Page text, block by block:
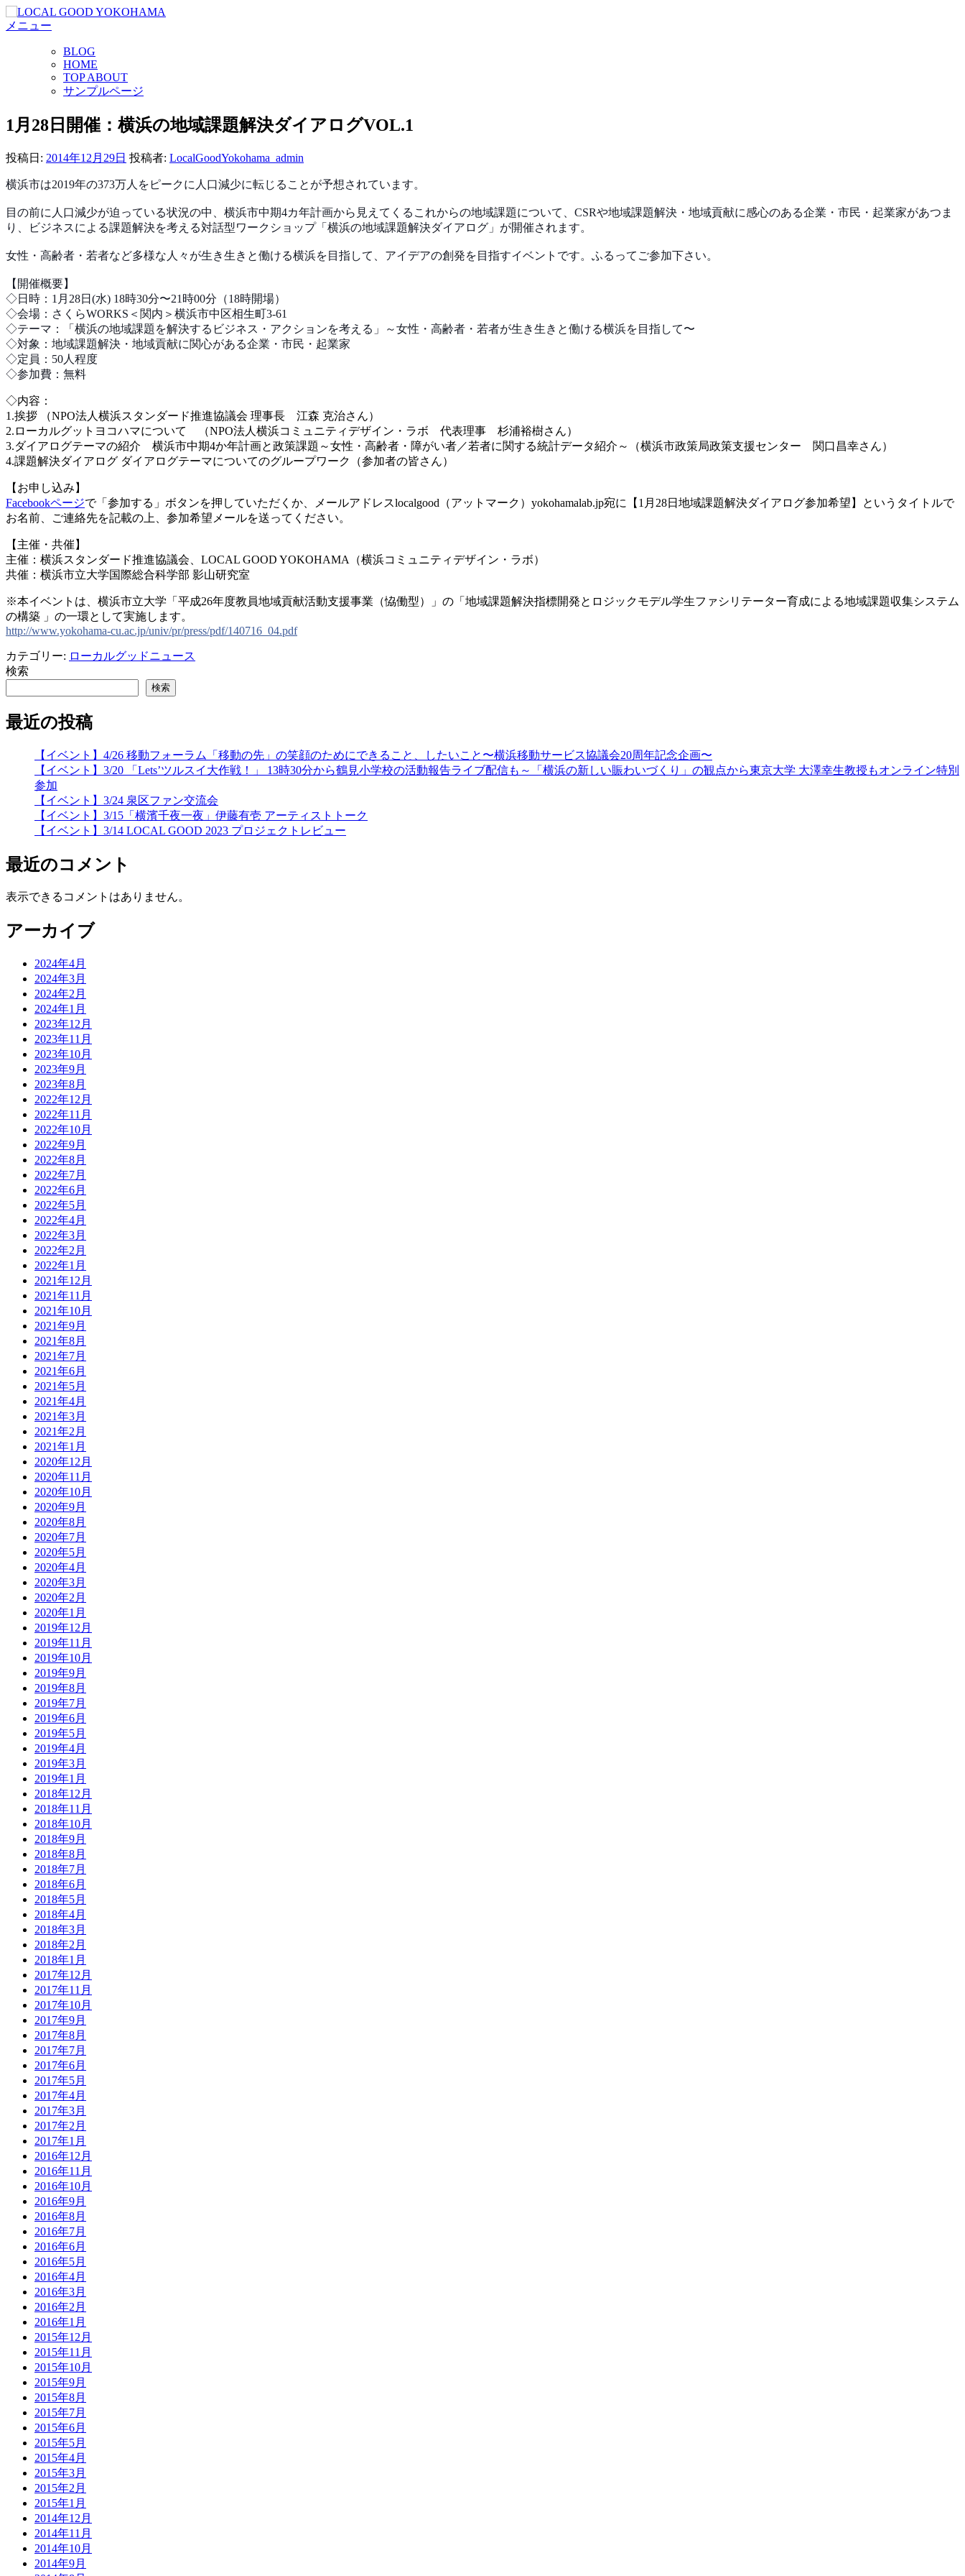
ン
キ
ッ
メニュー
BLOG
HOME
TOP ABOUT
サンプルページ
1月28日開催：横浜の地域課題解決ダイアログVOL.1
投稿日: 2014年12月29日 投稿者: LocalGoodYokohama_admin
横浜市は2019年の373万人をピークに人口減少に転じることが予想されています。
目の前に人口減少が迫っている状況の中、横浜市中期4カ年計画から見えてくるこれからの地域課題について、CSRや地域課題解決・地域貢献に感心のある企業・市民・起業家があつま
り、ビジネスによる課題解決を考える対話型ワークショップ「横浜の地域課題解決ダイアログ」が開催されます。
女性・高齢者・若者など多様な人々が生き生きと働ける横浜を目指して、アイデアの創発を目指すイベントです。ふるってご参加下さい。
【開催概要】
◇日時：1月28日(水) 18時30分〜21時00分（18時開場）
◇会場：さくらWORKS＜関内＞横浜市中区相生町3-61
◇テーマ：「横浜の地域課題を解決するビジネス・アクシ ョンを考える」～女性・高齢者・若者が生き生きと働ける横浜を目指して〜
◇対象：地域課題解決・地域貢献に関心がある企業・市民 ・起業家
◇定員：50人程度
◇参加費：無料
◇内容：
1.挨拶 （NPO法人横浜スタンダード推進協議会 理事長 江森 克治さん）
2.ローカルグットヨコハマについて （NPO法人横浜コミュニティデザイン・ラボ 代表理事 杉浦裕樹さん）
3.ダイアログテーマの紹介 横浜市中期4か年計画と政策課題～女性・高齢者・障がい者／若者に関する統計データ紹介～（横浜市政策局政策支援センター 関口昌幸さん）
4.課題解決ダイアログ ダイアログテーマについてのグループワーク（参加者の皆さん）
【お申し込み】
Facebookページで「参加する」ボタンを押していただくか、メールアドレスlocalgood（アットマーク）yokohamalab.jp宛に【1月28日地域課題解決ダイアログ参加希望】というタイトルで
お名前 、ご連絡先を記載の上、参加希望メールを送ってください。
【主催・共催】
主催：横浜スタンダード推進協議会、LOCAL GOOD YOKOHAMA（横浜コミュニティデザイン・ラボ）
共催：横浜市立大学国際総合科学部 影山研究室
※本イベントは、横浜市立大学「平成26年度教員地域貢献活動支援事業（恊働型）」の「地域課題解決指標開発と ロジックモデル学生ファシリテーター育成による地域課題収集システム
の構築 」の一環として実施します。
http://www.yokohama-cu.ac.jp/univ/pr/press/pdf/140716_04.pdf
カテゴリー: ローカルグッドニュース
検索
検索
最近の投稿
【イベント】4/26 移動フォーラム「移動の先」の笑顔のためにできること、したいこと〜横浜移動サービス協議会20周年記念企画〜
【イベント】3/20 「Lets’ツルスイ大作戦！」 13時30分から鶴見小学校の活動報告ライブ配信も～「横浜の新しい賑わいづくり」の観点から東京大学 大澤幸生教授もオンライン特別
参加
【イベント】3/24 泉区ファン交流会
【イベント】3/15「横濱千夜一夜」伊藤有壱 アーティストトーク
【イベント】3/14 LOCAL GOOD 2023 プロジェクトレビュー
最近のコメント
表示できるコメントはありません。
アーカイブ
2024年4月
2024年3月
2024年2月
2024年1月
2023年12月
2023年11月
2023年10月
2023年9月
2023年8月
2022年12月
2022年11月
2022年10月
2022年9月
2022年8月
2022年7月
2022年6月
2022年5月
2022年4月
2022年3月
2022年2月
2022年1月
2021年12月
2021年11月
2021年10月
2021年9月
2021年8月
2021年7月
2021年6月
2021年5月
2021年4月
2021年3月
2021年2月
2021年1月
2020年12月
2020年11月
2020年10月
2020年9月
2020年8月
2020年7月
2020年5月
2020年4月
2020年3月
2020年2月
2020年1月
2019年12月
2019年11月
2019年10月
2019年9月
2019年8月
2019年7月
2019年6月
2019年5月
2019年4月
2019年3月
2019年1月
2018年12月
2018年11月
2018年10月
2018年9月
2018年8月
2018年7月
2018年6月
2018年5月
2018年4月
2018年3月
2018年2月
2018年1月
2017年12月
2017年11月
2017年10月
2017年9月
2017年8月
2017年7月
2017年6月
2017年5月
2017年4月
2017年3月
2017年2月
2017年1月
2016年12月
2016年11月
2016年10月
2016年9月
2016年8月
2016年7月
2016年6月
2016年5月
2016年4月
2016年3月
2016年2月
2016年1月
2015年12月
2015年11月
2015年10月
2015年9月
2015年8月
2015年7月
2015年6月
2015年5月
2015年4月
2015年3月
2015年2月
2015年1月
2014年12月
2014年11月
2014年10月
2014年9月